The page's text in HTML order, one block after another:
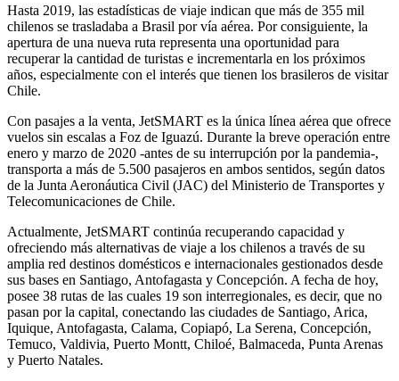
Hasta 2019, las estadísticas de viaje indican que más de 355 mil
chilenos se trasladaba a Brasil por vía aérea. Por consiguiente, la
apertura de una nueva ruta representa una oportunidad para
recuperar la cantidad de turistas e incrementarla en los próximos
años, especialmente con el interés que tienen los brasileros de visitar
Chile.
Con pasajes a la venta, JetSMART es la única línea aérea que ofrece
vuelos sin escalas a Foz de Iguazú. Durante la breve operación entre
enero y marzo de 2020 -antes de su interrupción por la pandemia-,
transporta a más de 5.500 pasajeros en ambos sentidos, según datos
de la Junta Aeronáutica Civil (JAC) del Ministerio de Transportes y
Telecomunicaciones de Chile.
Actualmente, JetSMART continúa recuperando capacidad y
ofreciendo más alternativas de viaje a los chilenos a través de su
amplia red destinos domésticos e internacionales gestionados desde
sus bases en Santiago, Antofagasta y Concepción. A fecha de hoy,
posee 38 rutas de las cuales 19 son interregionales, es decir, que no
pasan por la capital, conectando las ciudades de Santiago, Arica,
Iquique, Antofagasta, Calama, Copiapó, La Serena, Concepción,
Temuco, Valdivia, Puerto Montt, Chiloé, Balmaceda, Punta Arenas
y Puerto Natales.